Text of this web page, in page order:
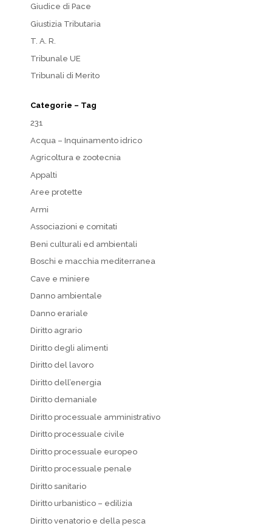
Giudice di Pace
Giustizia Tributaria
T. A. R.
Tribunale UE
Tribunali di Merito
Categorie – Tag
231
Acqua – Inquinamento idrico
Agricoltura e zootecnia
Appalti
Aree protette
Armi
Associazioni e comitati
Beni culturali ed ambientali
Boschi e macchia mediterranea
Cave e miniere
Danno ambientale
Danno erariale
Diritto agrario
Diritto degli alimenti
Diritto del lavoro
Diritto dell’energia
Diritto demaniale
Diritto processuale amministrativo
Diritto processuale civile
Diritto processuale europeo
Diritto processuale penale
Diritto sanitario
Diritto urbanistico – edilizia
Diritto venatorio e della pesca